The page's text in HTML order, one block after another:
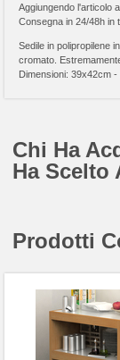
Aggiungendo l'articolo
Consegna in 24/48h in
Sedile in polipropilene
cromato.
Dimensioni: 39x42cm
Chi Ha
Ha Scelto
Prodotti